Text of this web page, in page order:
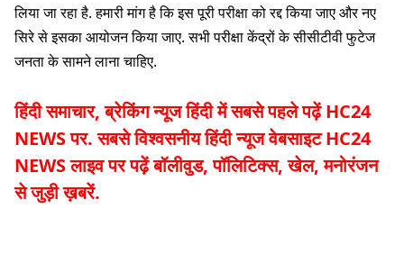
लिया जा रहा है. हमारी मांग है कि इस पूरी परीक्षा को रद्द किया जाए और नए
सिरे से इसका आयोजन किया जाए. सभी परीक्षा केंद्रों के सीसीटीवी फुटेज
जनता के सामने लाना चाहिए.
हिंदी समाचार, ब्रेकिंग न्यूज हिंदी में सबसे पहले पढ़ें HC24
NEWS पर. सबसे विश्वसनीय हिंदी न्यूज वेबसाइट HC24
NEWS लाइव पर पढ़ें बॉलीवुड, पॉलिटिक्स, खेल, मनोरंजन
से जुड़ी ख़बरें.